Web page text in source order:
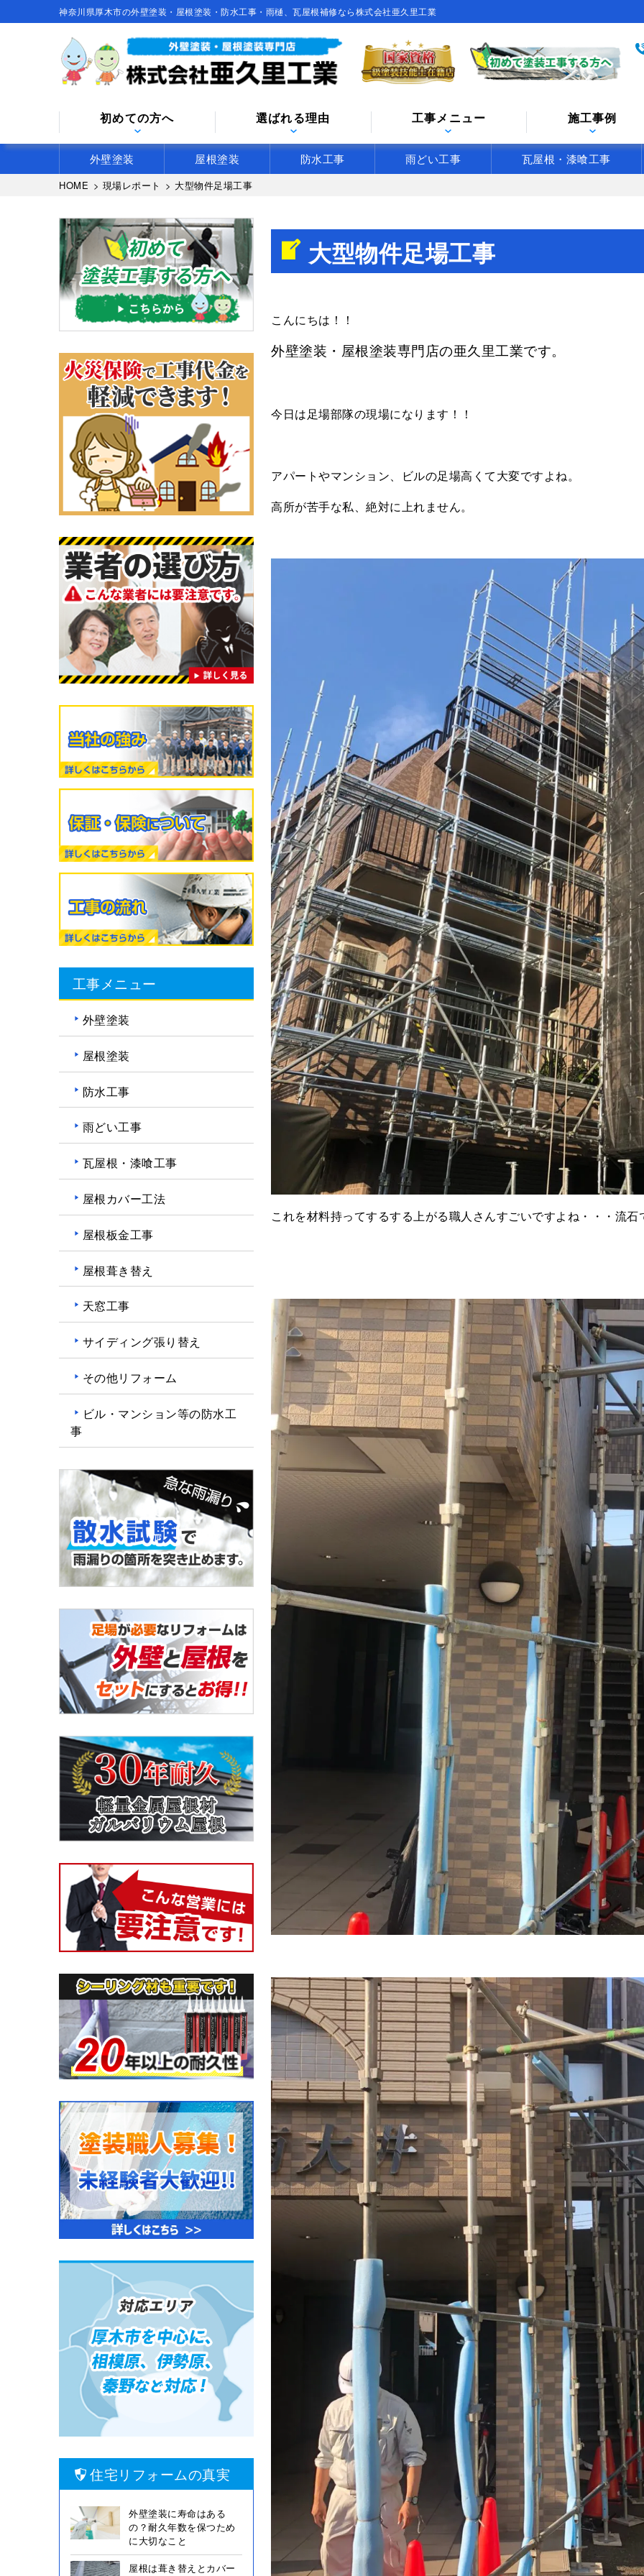
神奈川県厚木市の外壁塗装・屋根塗装・防水工事・雨樋、瓦屋根補修なら株式会社亜久里工業
初めての方へ 選ばれる理由 工事メニュー 施工事例
外壁塗装 屋根塗装 防水工事 雨どい工事 瓦屋根・漆喰工事
HOME > 現場レポート > 大型物件足場工事
大型物件足場工事
こんにちは！！
外壁塗装・屋根塗装専門店の亜久里工業です。
今日は足場部隊の現場になります！！
アパートやマンション、ビルの足場高くて大変ですよね。
高所が苦手な私、絶対に上れません。
これを材料持ってするする上がる職人さんすごいですよね・・・流石
工事メニュー
外壁塗装
屋根塗装
防水工事
雨どい工事
瓦屋根・漆喰工事
屋根カバー工法
屋根板金工事
屋根葺き替え
天窓工事
サイディング張り替え
その他リフォーム
ビル・マンション等の防水工
事
住宅リフォームの真実
外壁塗装に寿命はある
の？耐久年数を保つため
に大切なこと
屋根は葺き替えとカバー